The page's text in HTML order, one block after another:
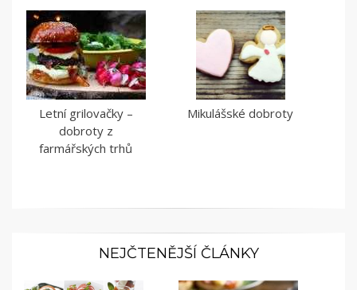
Letní grilovačky –
dobroty z
farmářských trhů
Mikulášské dobroty
NEJČTENĚJŠÍ ČLÁNKY